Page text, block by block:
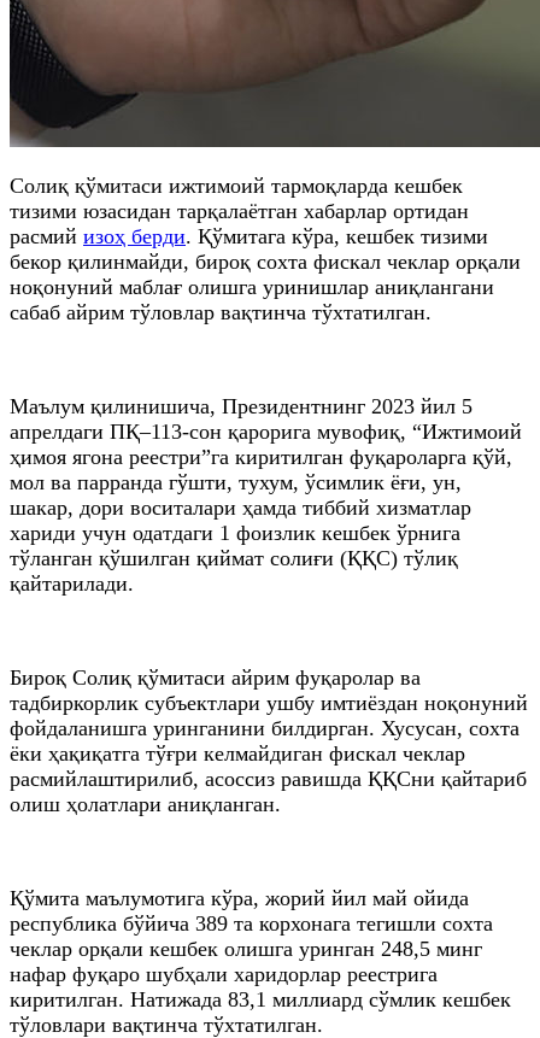
Солиқ қўмитаси ижтимоий тармоқларда кешбек
тизими юзасидан тарқалаётган хабарлар ортидан
расмий изоҳ берди. Қўмитага кўра, кешбек тизими
бекор қилинмайди, бироқ сохта фискал чеклар орқали
ноқонуний маблағ олишга уринишлар аниқлангани
сабаб айрим тўловлар вақтинча тўхтатилган.
Маълум қилинишича, Президентнинг 2023 йил 5
апрелдаги ПҚ–113-сон қарорига мувофиқ, “Ижтимоий
ҳимоя ягона реестри”га киритилган фуқароларга қўй,
мол ва парранда гўшти, тухум, ўсимлик ёғи, ун,
шакар, дори воситалари ҳамда тиббий хизматлар
хариди учун одатдаги 1 фоизлик кешбек ўрнига
тўланган қўшилган қиймат солиғи (ҚҚС) тўлиқ
қайтарилади.
Бироқ Солиқ қўмитаси айрим фуқаролар ва
тадбиркорлик субъектлари ушбу имтиёздан ноқонуний
фойдаланишга уринганини билдирган. Хусусан, сохта
ёки ҳақиқатга тўғри келмайдиган фискал чеклар
расмийлаштирилиб, асоссиз равишда ҚҚСни қайтариб
олиш ҳолатлари аниқланган.
Қўмита маълумотига кўра, жорий йил май ойида
республика бўйича 389 та корхонага тегишли сохта
чеклар орқали кешбек олишга уринган 248,5 минг
нафар фуқаро шубҳали харидорлар реестрига
киритилган. Натижада 83,1 миллиард сўмлик кешбек
тўловлари вақтинча тўхтатилган.